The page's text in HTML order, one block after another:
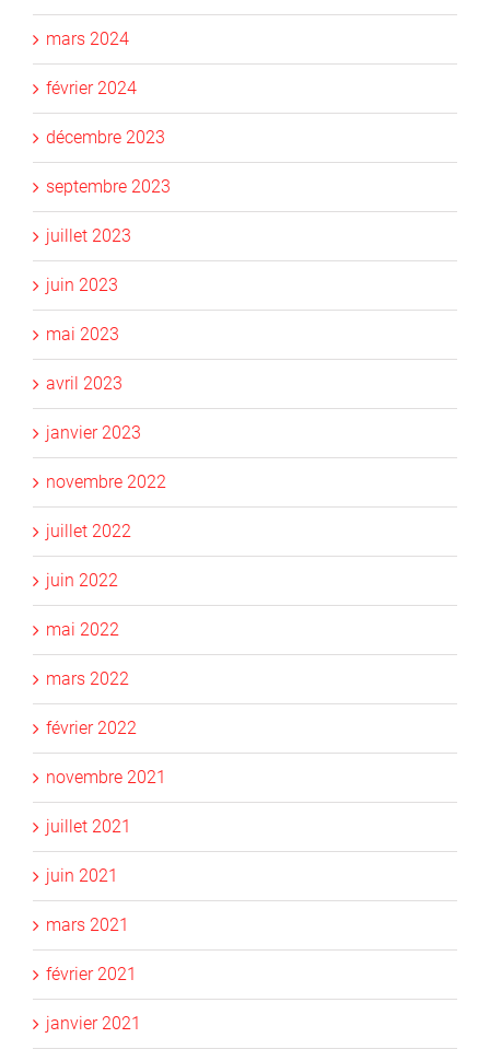
mars 2024
février 2024
décembre 2023
septembre 2023
juillet 2023
juin 2023
mai 2023
avril 2023
janvier 2023
novembre 2022
juillet 2022
juin 2022
mai 2022
mars 2022
février 2022
novembre 2021
juillet 2021
juin 2021
mars 2021
février 2021
janvier 2021